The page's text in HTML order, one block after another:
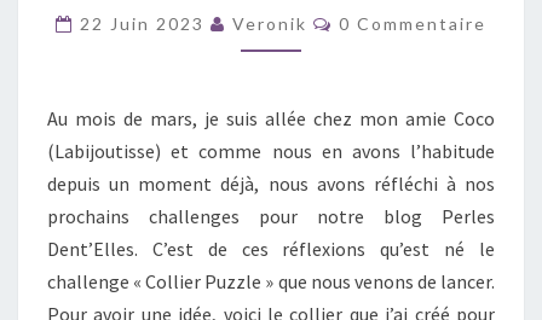
–
UN
PUZZLE
22 Juin 2023 Veronik Commentaires
0 Commentaire
Au mois de mars, je suis allée chez mon amie Coco
(Labijoutisse) et comme nous en avons l’habitude
depuis un moment déjà, nous avons réfléchi à nos
prochains challenges pour notre blog Perles
Dent’Elles. C’est de ces réflexions qu’est né le
challenge « Collier Puzzle » que nous venons de lancer.
Pour avoir une idée, voici le collier que j’ai créé pour